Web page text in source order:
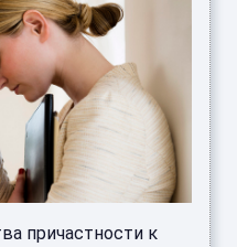
причастности к